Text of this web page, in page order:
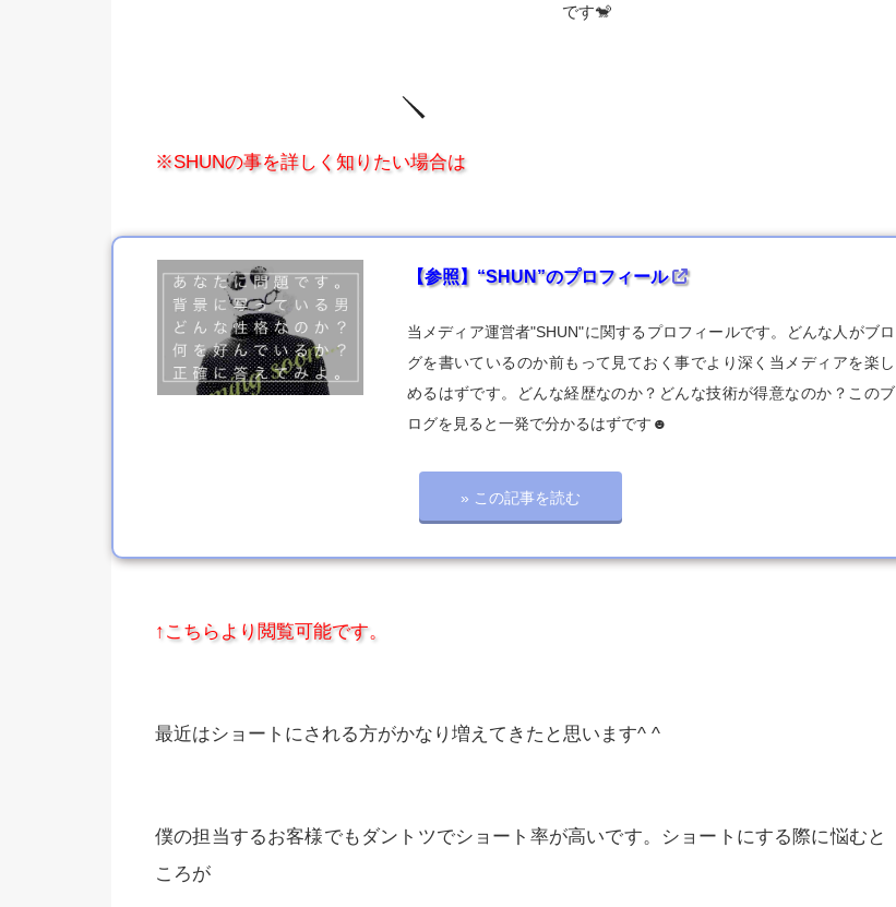
です🐒
※SHUNの事を詳しく知りたい場合は
【参照】“SHUN”のプロフィール
当メディア運営者"SHUN"に関するプロフィールです。どんな人がブロ
グを書いているのか前もって見ておく事でより深く当メディアを楽し
めるはずです。どんな経歴なのか？どんな技術が得意なのか？このブ
ログを見ると一発で分かるはずです☻
» この記事を読む
↑こちらより閲覧可能です。
最近はショートにされる方がかなり増えてきたと思います^ ^
僕の担当するお客様でもダントツでショート率が高いです。ショートにする際に悩むと
ころが